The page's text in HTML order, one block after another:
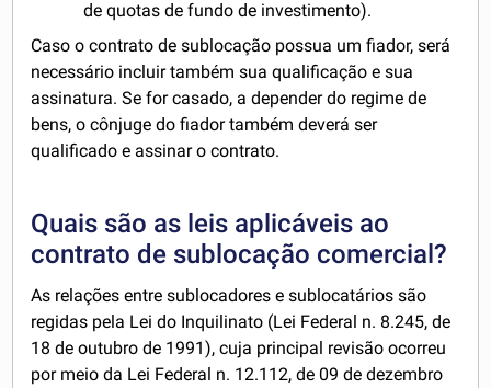
de quotas de fundo de investimento).
Caso o contrato de sublocação possua um fiador, será
necessário incluir também sua qualificação e sua
assinatura. Se for casado, a depender do regime de
bens, o cônjuge do fiador também deverá ser
qualificado e assinar o contrato.
Quais são as leis aplicáveis ao
contrato de sublocação comercial?
As relações entre sublocadores e sublocatários são
regidas pela Lei do Inquilinato (Lei Federal n. 8.245, de
18 de outubro de 1991), cuja principal revisão ocorreu
por meio da Lei Federal n. 12.112, de 09 de dezembro